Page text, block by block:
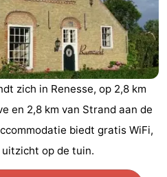
zich in Renesse, op 2,8 km
en 2,8 km van Strand aan de
biedt gratis WiFi,
op de tuin.